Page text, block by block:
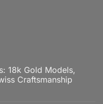
18k Gold Models,
Craftsmanship